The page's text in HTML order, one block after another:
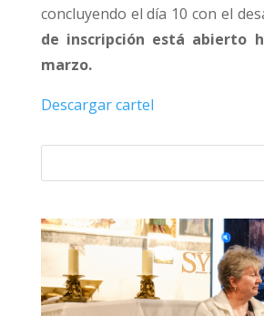
concluyendo el día 10 con el
de inscripción está abierto
marzo.
Descargar cartel